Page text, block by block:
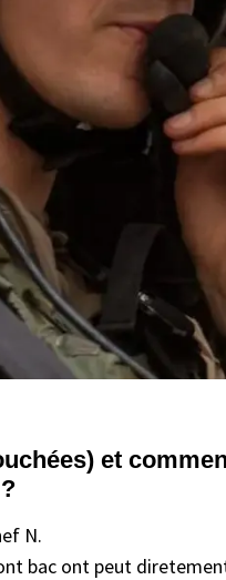
et
N.
bac ont peut